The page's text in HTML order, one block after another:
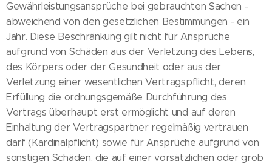
Gewährleistungsansprüche bei gebrauchten Sachen -
abweichend von den gesetzlichen Bestimmungen - ein
Jahr. Diese Beschränkung gilt nicht für Ansprüche
aufgrund von Schäden aus der Verletzung des Lebens,
des Körpers oder der Gesundheit oder aus der
Verletzung einer wesentlichen Vertragspflicht, deren
Erfüllung die ordnungsgemäße Durchführung des
Vertrags überhaupt erst ermöglicht und auf deren
Einhaltung der Vertragspartner regelmäßig vertrauen
darf (Kardinalpflicht) sowie für Ansprüche aufgrund von
sonstigen Schäden, die auf einer vorsätzlichen oder grob